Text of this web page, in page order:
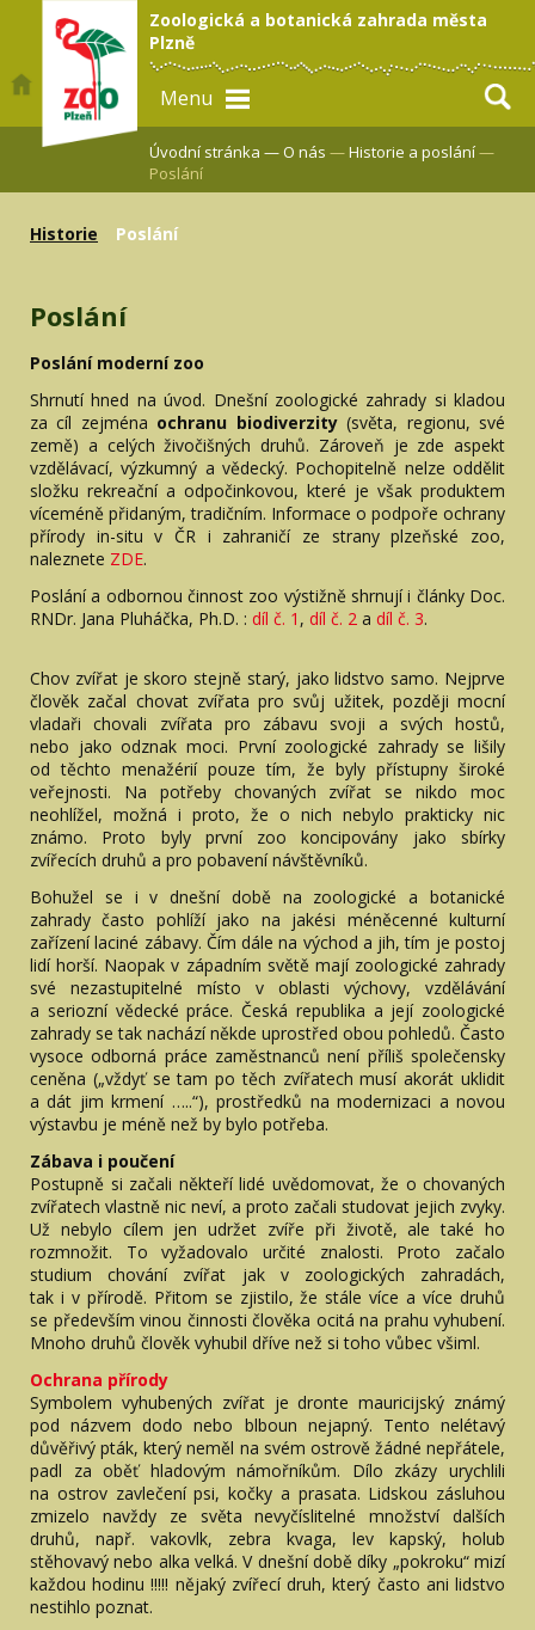
Zoologická a botanická zahrada města
Plzně
Menu
Úvodní stránka —O nás —Historie a poslání—
Poslání
Historie Poslání
Poslání
Poslání moderní zoo
Shrnutí hned na úvod. Dnešní zoologické zahrady si kladou
za cíl zejména ochranu biodiverzity(světa, regionu, své
země) a celých živočišných druhů. Zároveň je zde aspekt
vzdělávací, výzkumný a vědecký. Pochopitelně nelze oddělit
složku rekreační a odpočinkovou, které je však produktem
víceméně přidaným, tradičním. Informace o podpoře ochrany
přírody in-situ v ČR i zahraničí ze strany plzeňské zoo,
naleznete ZDE.
Poslání a odbornou činnost zoo výstižně shrnují i články Doc.
RNDr. Jana Pluháčka, Ph.D. : díl č. 1 , díl č. 2 a díl č. 3.
Chov zvířat je skoro stejně starý, jako lidstvo samo. Nejprve
člověk začal chovat zvířata pro svůj užitek, později mocní
vladaři chovali zvířata pro zábavu svoji a svých hostů,
nebo jako odznak moci. První zoologické zahrady se lišily
od těchto menažérií pouze tím, že byly přístupny široké
veřejnosti. Na potřeby chovaných zvířat se nikdo moc
neohlížel, možná i proto, že o nich nebylo prakticky nic
známo. Proto byly první zoo koncipovány jako sbírky
zvířecích druhů a pro pobavení návštěvníků.
Bohužel se i v dnešní době na zoologické a botanické
zahrady často pohlíží jako na jakési méněcenné kulturní
zařízení laciné zábavy. Čím dále na východ a jih, tím je postoj
lidí horší. Naopak v západním světě mají zoologické zahrady
své nezastupitelné místo v oblasti výchovy, vzdělávání
a seriozní vědecké práce. Česká republika a její zoologické
zahrady se tak nachází někde uprostřed obou pohledů. Často
vysoce odborná práce zaměstnanců není příliš společensky
ceněna („vždyť se tam po těch zvířatech musí akorát uklidit
a dát jim krmení …..“), prostředků na modernizaci a novou
výstavbu je méně než by bylo potřeba.
Zábava i poučení
Postupně si začali někteří lidé uvědomovat, že o chovaných
zvířatech vlastně nic neví, a proto začali studovat jejich zvyky.
Už nebylo cílem jen udržet zvíře při životě, ale také ho
rozmnožit. To vyžadovalo určité znalosti. Proto začalo
studium chování zvířat jak v zoologických zahradách,
tak i v přírodě. Přitom se zjistilo, že stále více a více druhů
se především vinou činnosti člověka ocitá na prahu vyhubení.
Mnoho druhů člověk vyhubil dříve než si toho vůbec všiml.
Ochrana přírody
Symbolem vyhubených zvířat je dronte mauricijský známý
pod názvem dodo nebo blboun nejapný. Tento nelétavý
důvěřivý pták, který neměl na svém ostrově žádné nepřátele,
padl za oběť hladovým námořníkům. Dílo zkázy urychlili
na ostrov zavlečení psi, kočky a prasata. Lidskou zásluhou
zmizelo navždy ze světa nevyčíslitelné množství dalších
druhů, např. vakovlk, zebra kvaga, lev kapský, holub
stěhovavý nebo alka velká. V dnešní době díky „pokroku“ mizí
každou hodinu !!!!! nějaký zvířecí druh, který často ani lidstvo
nestihlo poznat.